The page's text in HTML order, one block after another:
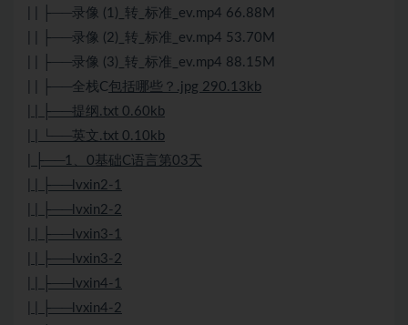
| | ├──录像 (1)_转_标准_ev.mp4 66.88M
| | ├──录像 (2)_转_标准_ev.mp4 53.70M
| | ├──录像 (3)_转_标准_ev.mp4 88.15M
| | ├──全栈C包括哪些？.jpg 290.13kb
| | ├──提纲.txt 0.60kb
| | └──英文.txt 0.10kb
| ├──1、0基础C语言第03天
| | ├──lvxin2-1
| | ├──lvxin2-2
| | ├──lvxin3-1
| | ├──lvxin3-2
| | ├──lvxin4-1
| | ├──lvxin4-2